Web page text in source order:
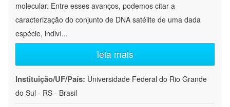
molecular. Entre esses avanços, podemos citar a
caracterização do conjunto de DNA satélite de uma dada
espécie, indiví...
leia mais
Instituição/UF/País: Universidade Federal do Rio Grande
do Sul - RS - Brasil